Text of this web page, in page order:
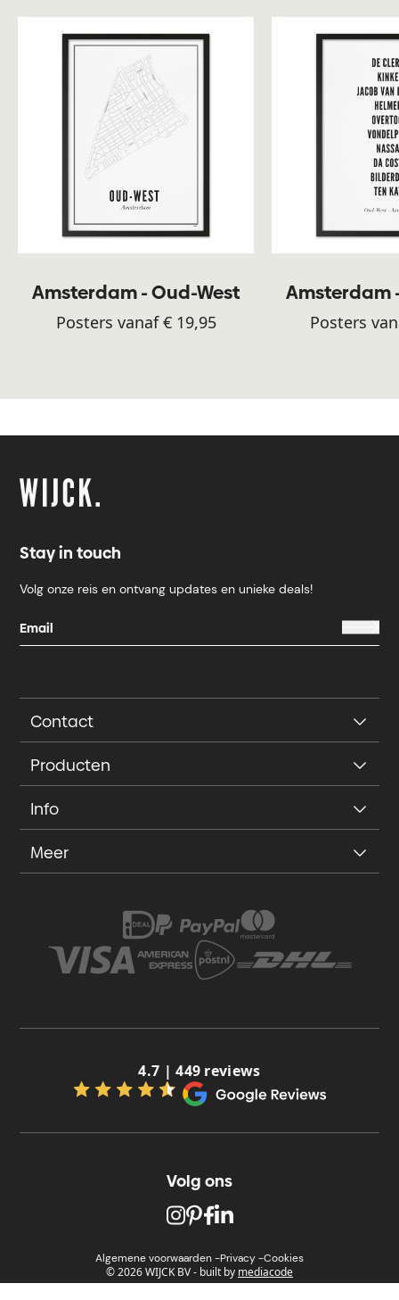
Amsterdam - Oud-West
Posters vanaf € 19,95
Amsterdam
Posters
Stay in touch
Volg onze reis en ontvang updates en unieke deals!
Contact
Producten
Info
Meer
4.7 | 449 reviews
Volg ons
Algemene voorwaarden -Privacy -Cookies
© 2026 WIJCK BV- built by mediacode